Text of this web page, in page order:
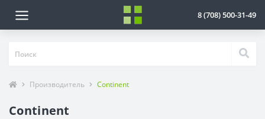
8 (708) 500-31-49
Производитель Continent
Continent